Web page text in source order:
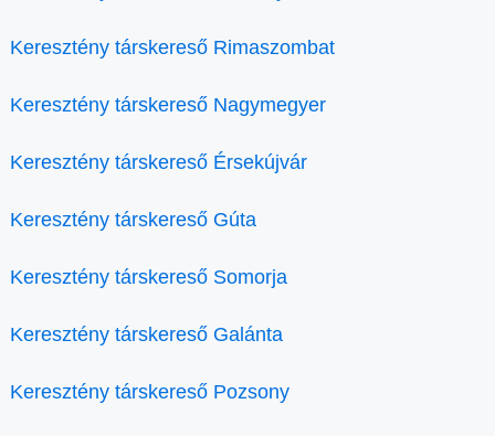
Keresztény társkereső Rimaszombat
Keresztény társkereső Nagymegyer
Keresztény társkereső Érsekújvár
Keresztény társkereső Gúta
Keresztény társkereső Somorja
Keresztény társkereső Galánta
Keresztény társkereső Pozsony